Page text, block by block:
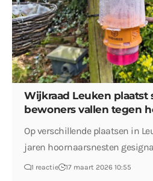
Wijkraad Leuken plaatst
bewoners vallen tegen
Op verschillende plaatsen in
jaren hoornaarsnesten
1 reactie 17 maart 2026 10:55